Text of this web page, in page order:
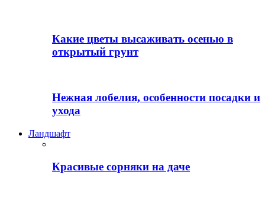
Какие цветы высаживать осенью в
открытый грунт
Нежная лобелия, особенности посадки и
ухода
Ландшафт
Красивые сорняки на даче